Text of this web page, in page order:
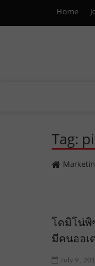
Home
Tag:
โดมิโน่พิ
มีคนออเ
July 9,